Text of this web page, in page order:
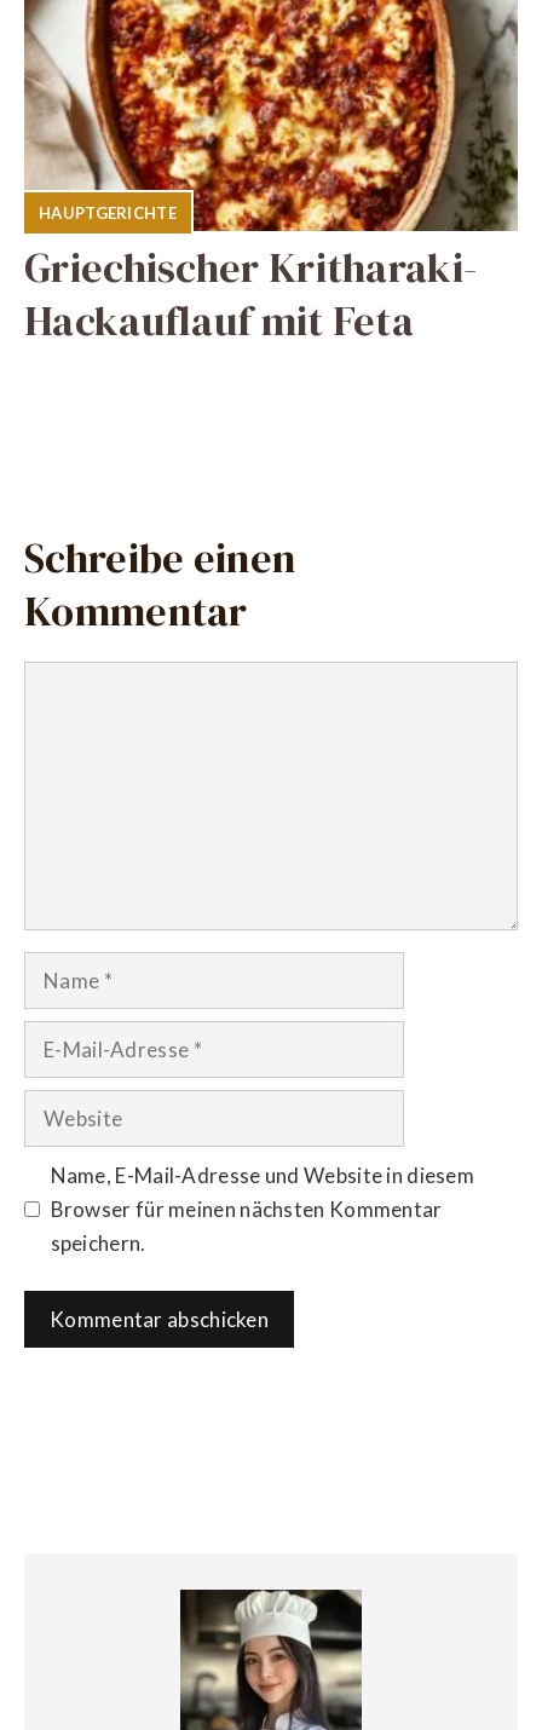
HAUPTGERICHTE
Griechischer Kritharaki-
Hackauflauf mit Feta
Schreibe einen
Kommentar
Name
Website
Name, E-Mail-Adresse und Website in diesem
Browser für meinen nächsten Kommentar
speichern.